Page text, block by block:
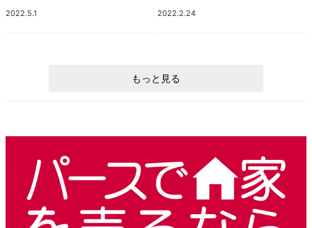
2022.5.1 2022.2.24
もっと見る